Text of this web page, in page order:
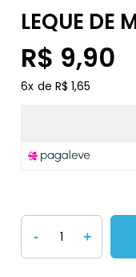
LEQUE DE
R$ 9,90
6x R$ 1,65
- +